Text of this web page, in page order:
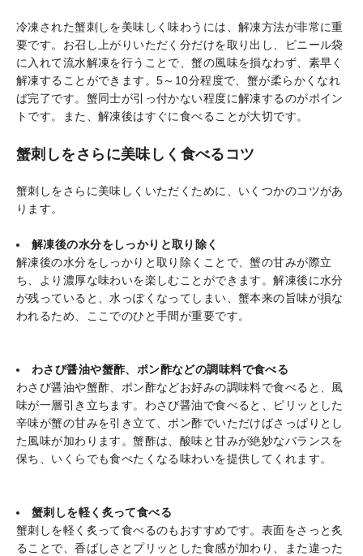
冷凍された蟹刺しを美味しく味わうには、解凍方法が非常に重
要です。お召し上がりいただく分だけを取り出し、ビニール袋
に入れて流水解凍を行うことで、蟹の風味を損なわず、素早く
解凍することができます。5～10分程度で、蟹が柔らかくなれ
ば完了です。蟹同士が引っ付かない程度に解凍するのがポイン
トです。また、解凍後はすぐに食べることが大切です。
蟹刺しをさらに美味しく食べるコツ
蟹刺しをさらに美味しくいただくために、いくつかのコツがあ
ります。
解凍後の水分をしっかりと取り除く
解凍後の水分をしっかりと取り除くことで、蟹の甘みが際立
ち、より濃厚な味わいを楽しむことができます。解凍後に水分
が残っていると、水っぽくなってしまい、蟹本来の旨味が損な
われるため、ここでのひと手間が重要です。
わさび醤油や蟹酢、ポン酢などの調味料で食べる
わさび醤油や蟹酢、ポン酢などお好みの調味料で食べると、風
味が一層引き立ちます。わさび醤油で食べると、ピリッとした
辛味が蟹の甘みを引き立て、ポン酢でいただけばさっぱりとし
た風味が加わります。蟹酢は、酸味と甘みが絶妙なバランスを
保ち、いくらでも食べたくなる味わいを提供してくれます。
蟹刺しを軽く炙って食べる
蟹刺しを軽く炙って食べるのもおすすめです。表面をさっと炙
ることで、香ばしさとプリッとした食感が加わり、また違った